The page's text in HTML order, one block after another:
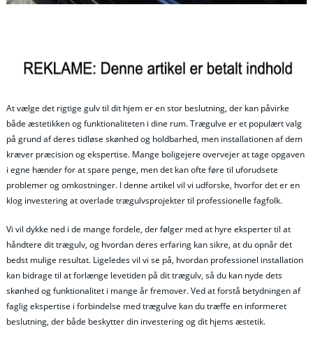
At vælge det rigtige gulv til dit hjem er en stor beslutning, der kan påvirke
både æstetikken og funktionaliteten i dine rum. Trægulve er et populært valg
på grund af deres tidløse skønhed og holdbarhed, men installationen af dem
kræver præcision og ekspertise. Mange boligejere overvejer at tage opgaven
i egne hænder for at spare penge, men det kan ofte føre til uforudsete
problemer og omkostninger. I denne artikel vil vi udforske, hvorfor det er en
klog investering at overlade trægulvsprojekter til professionelle fagfolk.
Vi vil dykke ned i de mange fordele, der følger med at hyre eksperter til at
håndtere dit trægulv, og hvordan deres erfaring kan sikre, at du opnår det
bedst mulige resultat. Ligeledes vil vi se på, hvordan professionel installation
kan bidrage til at forlænge levetiden på dit trægulv, så du kan nyde dets
skønhed og funktionalitet i mange år fremover. Ved at forstå betydningen af
faglig ekspertise i forbindelse med trægulve kan du træffe en informeret
beslutning, der både beskytter din investering og dit hjems æstetik.